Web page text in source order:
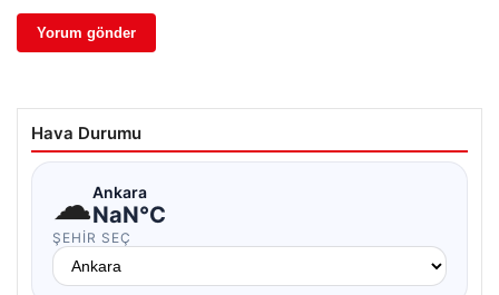
Hava Durumu
☁Ankara
NaN°C
ŞEHIR SEÇ